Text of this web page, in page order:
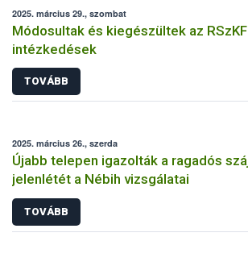
2025. március 29., szombat
Módosultak és kiegészültek az
intézkedések
TOVÁBB
2025. március 26., szerda
Újabb telepen igazolták a ragadós
jelenlétét a Nébih vizsgálatai
TOVÁBB